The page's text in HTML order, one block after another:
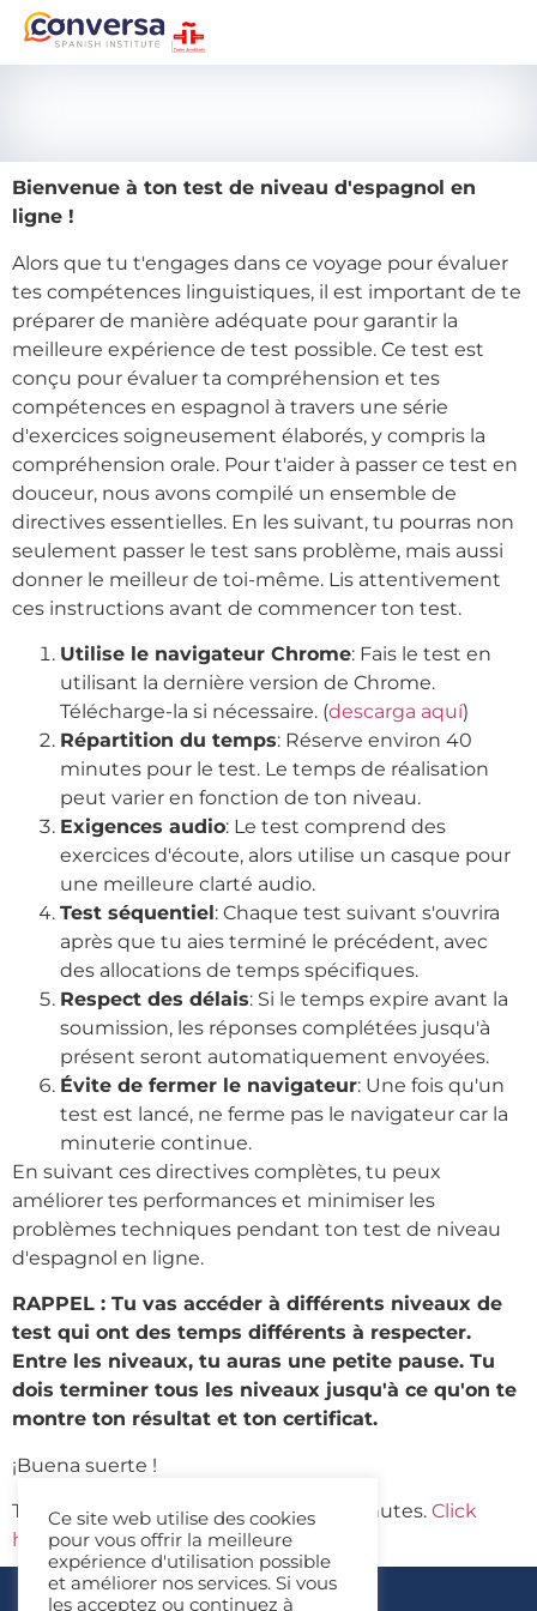
Bienvenue à ton test de niveau d'espagnol en
ligne !
Alors que tu t'engages dans ce voyage pour évaluer
tes compétences linguistiques, il est important de te
préparer de manière adéquate pour garantir la
meilleure expérience de test possible. Ce test est
conçu pour évaluer ta compréhension et tes
compétences en espagnol à travers une série
d'exercices soigneusement élaborés, y compris la
compréhension orale. Pour t'aider à passer ce test en
douceur, nous avons compilé un ensemble de
directives essentielles. En les suivant, tu pourras non
seulement passer le test sans problème, mais aussi
donner le meilleur de toi-même. Lis attentivement
ces instructions avant de commencer ton test.
Utilise le navigateur Chrome: Fais le test en
utilisant la dernière version de Chrome.
Télécharge-la si nécessaire. (descarga aquí)
Répartition du temps: Réserve environ 40
minutes pour le test. Le temps de réalisation
peut varier en fonction de ton niveau.
Exigences audio: Le test comprend des
exercices d'écoute, alors utilise un casque pour
une meilleure clarté audio.
Test séquentiel: Chaque test suivant s'ouvrira
après que tu aies terminé le précédent, avec
des allocations de temps spécifiques.
Respect des délais: Si le temps expire avant la
soumission, les réponses complétées jusqu'à
présent seront automatiquement envoyées.
Évite de fermer le navigateur: Une fois qu'un
test est lancé, ne ferme pas le navigateur car la
minuterie continue.
En suivant ces directives complètes, tu peux
améliorer tes performances et minimiser les
problèmes techniques pendant ton test de niveau
d'espagnol en ligne.
RAPPEL : Tu vas accéder à différents niveaux de
test qui ont des temps différents à respecter.
Entre les niveaux, tu auras une petite pause. Tu
dois terminer tous les niveaux jusqu'à ce qu'on te
montre ton résultat et ton certificat.
¡Buena suerte !
This test must be completed in 15 minutes. Click
here to start the test
Ce site web utilise des cookies
pour vous offrir la meilleure
expérience d'utilisation possible
et améliorer nos services. Si vous
les acceptez ou continuez à